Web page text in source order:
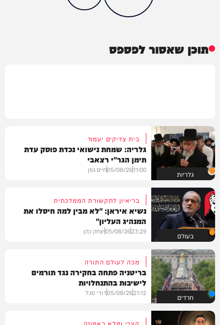
תוכן שאסור לפספס
גלריות
בית צדיקים יעמוד
גלריה: שמחת נישואי נכדת פוסק עדת
תימן הגר"י רצאבי
11:00
05/08/26חיים גפן
בעולם
בריאיון לתקשורת הממלכתית
נשיא איראן: "לא מבין למה חיסלו את
המנהיג העליון"
23:29
05/08/26יצחק כהן
חרדים
מכה לעולם התורה
בריטניה פתחה בחקירה נגד תורמים
לישיבות בהתנחלויות
21:12
05/08/26דודי סגל
קצבי ומלא באמונה